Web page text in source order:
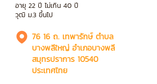
อายุ 22 ปี ไม่เกิน 40 ปี
วุฒิ ม.3 ขึ้นไป
76 16 ถ. เทพารักษ์ ตำบล
บางพลีใหญ่ อำเภอบางพลี
สมุทรปราการ 10540
ประเทศไทย